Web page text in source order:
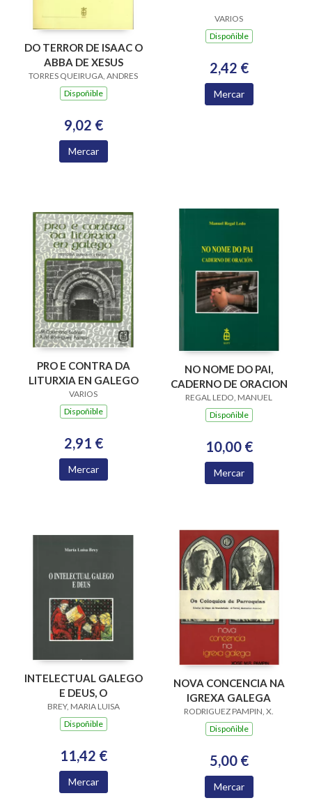
DO TERROR DE ISAAC O
ABBA DE XESUS
TORRES QUEIRUGA, ANDRES
Dispoñible
9,02 €
Mercar
VARIOS
Dispoñible
2,42 €
Mercar
PRO E CONTRA DA
LITURXIA EN GALEGO
VARIOS
Dispoñible
2,91 €
Mercar
NO NOME DO PAI,
CADERNO DE ORACION
REGAL LEDO, MANUEL
Dispoñible
10,00 €
Mercar
INTELECTUAL GALEGO
E DEUS, O
BREY, MARIA LUISA
Dispoñible
11,42 €
Mercar
NOVA CONCENCIA NA
IGREXA GALEGA
RODRIGUEZ PAMPIN, X.
Dispoñible
5,00 €
Mercar